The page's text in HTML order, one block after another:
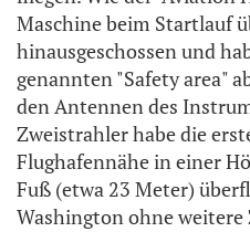
Maschine beim Startlauf
hinausgeschossen und
genannten "Safety area"
den Antennen des
Zweistrahler habe die
Flughafennähe in einer
Fuß (etwa 23 Meter)
Washington ohne weitere